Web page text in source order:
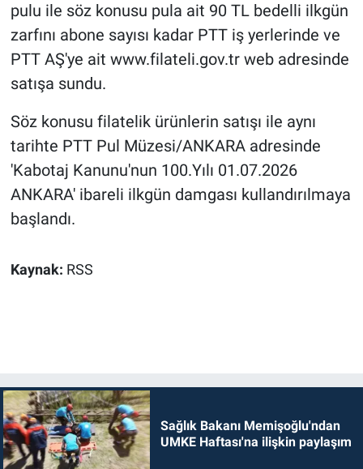
pulu ile söz konusu pula ait 90 TL bedelli ilkgün
zarfını abone sayısı kadar PTT iş yerlerinde ve
PTT AŞ'ye ait www.filateli.gov.tr web adresinde
satışa sundu.
Söz konusu filatelik ürünlerin satışı ile aynı
tarihte PTT Pul Müzesi/ANKARA adresinde
'Kabotaj Kanunu'nun 100.Yılı 01.07.2026
ANKARA' ibareli ilkgün damgası kullandırılmaya
başlandı.
Kaynak: RSS
Sağlık Bakanı Memişoğlu'ndan
UMKE Haftası'na ilişkin paylaşım